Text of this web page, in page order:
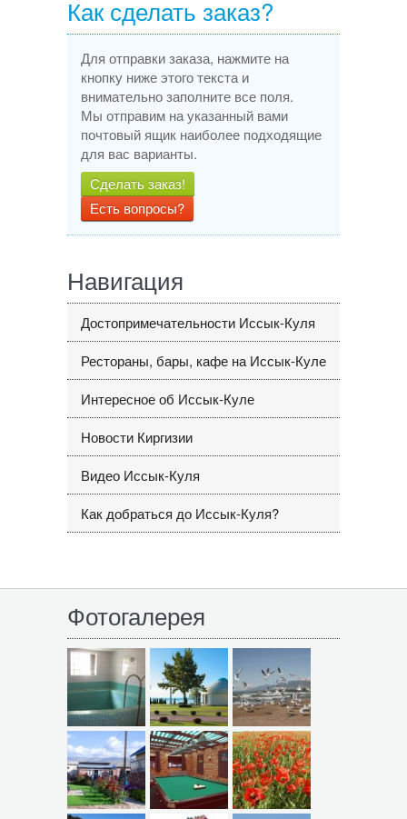
Как сделать заказ?
Для отправки заказа, нажмите на
кнопку ниже этого текста и
внимательно заполните все поля.
Мы отправим на указанный вами
почтовый ящик наиболее подходящие
для вас варианты.
Сделать заказ!
Есть вопросы?
Навигация
Достопримечательности Иссык-Куля
Рестораны, бары, кафе на Иссык-Куле
Интересное об Иссык-Куле
Новости Киргизии
Видео Иссык-Куля
Как добраться до Иссык-Куля?
Фотогалерея